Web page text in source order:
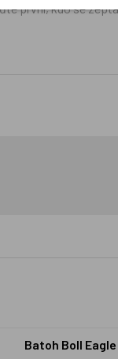
první, kdo se
Batoh Boll Eagle